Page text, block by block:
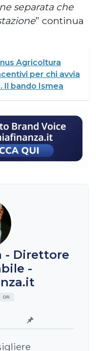
separata che
” continua
Agricoltura
per chi avvia
Il bando Ismea
- Direttore
-
DR.